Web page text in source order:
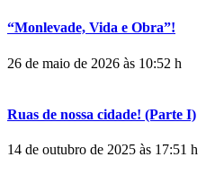
“Monlevade, Vida e Obra”!
26 de maio de 2026 às 10:52 h
Ruas de nossa cidade! (Parte I)
14 de outubro de 2025 às 17:51 h